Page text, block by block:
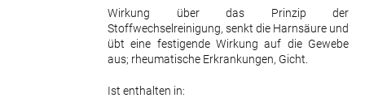
Wirkung über das Prinzip der
Stoffwechselreinigung, senkt die Harnsäure und
übt eine festigende Wirkung auf die Gewebe
aus; rheumatische Erkrankungen, Gicht.
Ist enthalten in: